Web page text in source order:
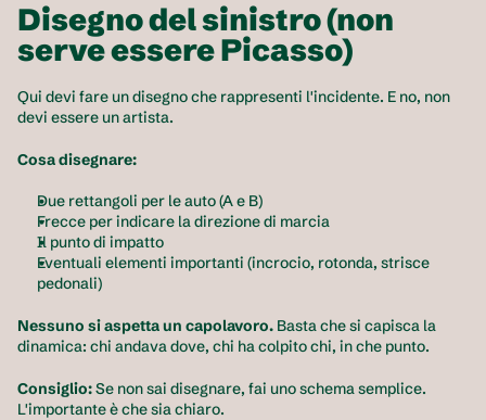
Disegno del sinistro (non
serve essere Picasso)
Qui devi fare un disegno che rappresenti l'incidente. E no, non
devi essere un artista.
Cosa disegnare:
Due rettangoli per le auto (A e B)
Frecce per indicare la direzione di marcia
Il punto di impatto
Eventuali elementi importanti (incrocio, rotonda, strisce
pedonali)
Nessuno si aspetta un capolavoro. Basta che si capisca la
dinamica: chi andava dove, chi ha colpito chi, in che punto.
Consiglio: Se non sai disegnare, fai uno schema semplice.
L'importante è che sia chiaro.